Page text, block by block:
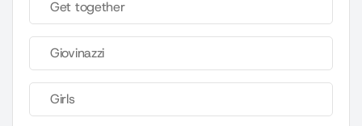
Get together
Giovinazzi
Girls